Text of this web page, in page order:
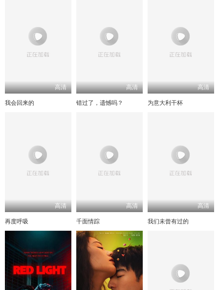
高清
我会回来的
高清
错过了，遗憾吗？
高清
为意大利干杯
高清
再度呼吸
高清
千面情踪
高清
我们未曾有过的